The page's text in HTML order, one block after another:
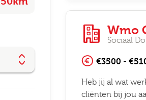
Wmo
Sociaal
€3500 -
Heb jij al wat
cliënten bij jou